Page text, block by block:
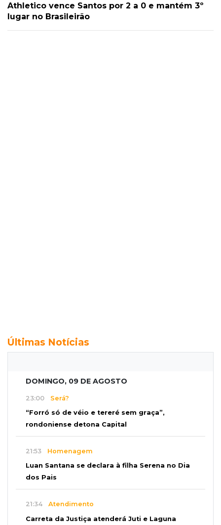
Athletico vence Santos por 2 a 0 e mantém 3º
lugar no Brasileirão
Últimas Notícias
DOMINGO, 09 DE AGOSTO
23:00 Será?
“Forró só de véio e tereré sem graça”,
rondoniense detona Capital
21:53 Homenagem
Luan Santana se declara à filha Serena no Dia
dos Pais
21:34 Atendimento
Carreta da Justiça atenderá Juti e Laguna